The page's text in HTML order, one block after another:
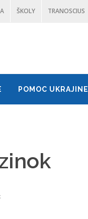
ŠKOLY TRANOSCIUS
POMOC UKRAJINE